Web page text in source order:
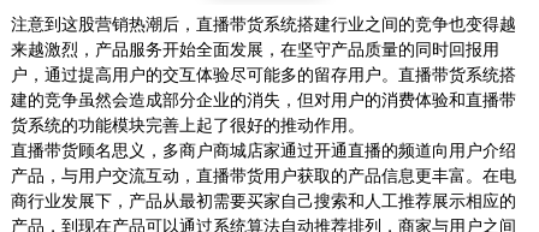
注意到这股营销热潮后，直播带货系统搭建行业之间的竞争也变得越
来越激烈，产品服务开始全面发展，在坚守产品质量的同时回报用
户，通过提高用户的交互体验尽可能多的留存用户。直播带货系统搭
建的竞争虽然会造成部分企业的消失，但对用户的消费体验和直播带
货系统的功能模块完善上起了很好的推动作用。
直播带货顾名思义，多商户商城店家通过开通直播的频道向用户介绍
产品，与用户交流互动，直播带货用户获取的产品信息更丰富。在电
商行业发展下，产品从最初需要买家自己搜索和人工推荐展示相应的
产品，到现在产品可以通过系统算法自动推荐排列，商家与用户之间